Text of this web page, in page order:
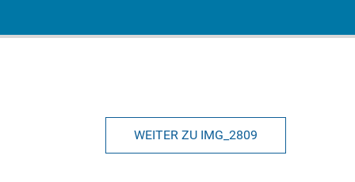
WEITER ZU IMG_2809